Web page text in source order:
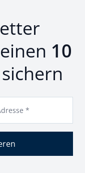
10
sichern
*